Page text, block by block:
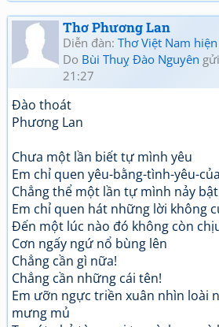
Thơ Phương Lan
Diễn đàn: Thơ Việt Nam
Do Bùi Thuỵ Đào Nguyên
21:27
Đào thoát
Phương Lan
Chưa một lần biết tự mình yêu
Em chỉ quen yêu-bằng-tình-yêu-
Chẳng thể một lần tự mình nảy
Em chỉ quen hát những lời không
Đến một lúc nào đó không còn
Cơn ngấy ngứ nổ bùng lên
Chẳng cần gì nữa!
Chẳng cần những cái tên!
Em ưỡn ngực triền xuân nhìn loài
mưng mủ